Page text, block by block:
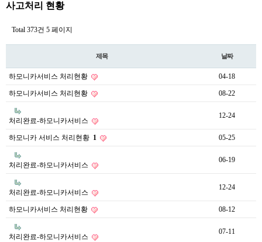
사고처리 현황
Total 373건 5 페이지
제목 날짜
하모니카서비스 처리현황 04-18
하모니카서비스 처리현황 08-22
처리완료-하모니카서비스
12-24
하모니카 서비스 처리현황 1 05-25
처리완료-하모니카서비스
06-19
처리완료-하모니카서비스
12-24
하모니카서비스 처리현황 08-12
처리완료-하모니카서비스
07-11